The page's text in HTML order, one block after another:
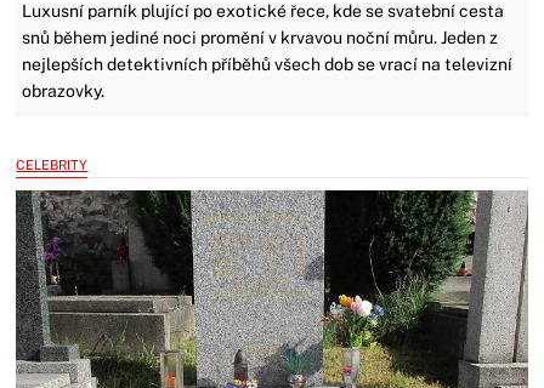
Luxusní parník plující po exotické řece, kde se svatební cesta
snů během jediné noci promění v krvavou noční můru. Jeden z
nejlepších detektivních příběhů všech dob se vrací na televizní
obrazovky.
CELEBRITY